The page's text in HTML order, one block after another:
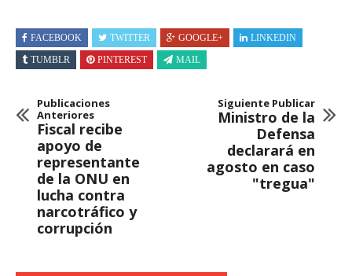
FACEBOOK TWITTER GOOGLE+
LINKEDIN
TUMBLR
PINTEREST MAIL
Publicaciones
Anteriores
Fiscal recibe
apoyo de
representante
de la ONU en
lucha contra
narcotráfico y
corrupción
Siguiente Publicar
Ministro de la
Defensa
declarará en
agosto en caso
"tregua"